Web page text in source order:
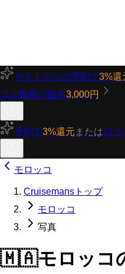
サイトからの予約で3%還
コミ投稿で最大3,000円
予約で3%還元 または口コ
モロッコ
Cruisemansトップ
モロッコ
写真
🇲🇦モロッコ